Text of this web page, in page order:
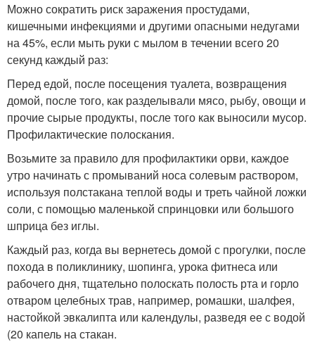
Можно сократить риск заражения простудами,
кишечными инфекциями и другими опасными недугами
на 45%, если мыть руки с мылом в течении всего 20
секунд каждый раз:
Перед едой, после посещения туалета, возвращения
домой, после того, как разделывали мясо, рыбу, овощи и
прочие сырые продукты, после того как выносили мусор.
Профилактические полоскания.
Возьмите за правило для профилактики орви, каждое
утро начинать с промываний носа солевым раствором,
используя полстакана теплой воды и треть чайной ложки
соли, с помощью маленькой спринцовки или большого
шприца без иглы.
Каждый раз, когда вы вернетесь домой с прогулки, после
похода в поликлинику, шопинга, урока фитнеса или
рабочего дня, тщательно полоскать полость рта и горло
отваром целебных трав, например, ромашки, шалфея,
настойкой эвкалипта или календулы, разведя ее с водой
(20 капель на стакан.